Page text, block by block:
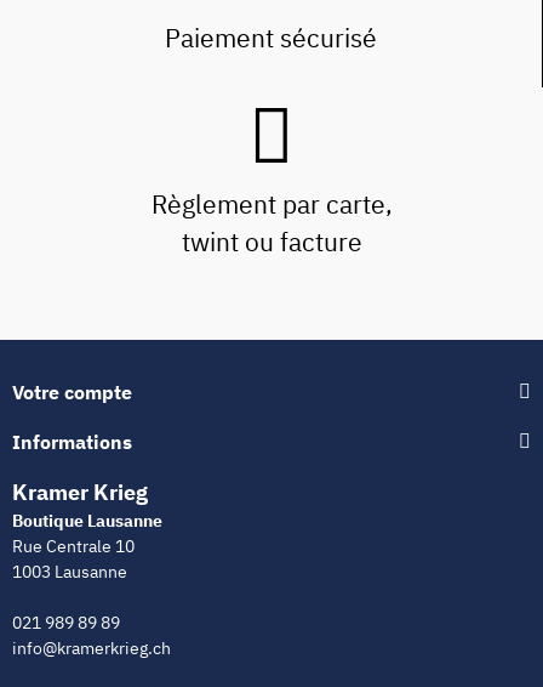
Paiement sécurisé
Règlement par carte,
twint ou facture
Votre compte
Informations
Kramer Krieg
Boutique Lausanne
Rue Centrale 10
1003 Lausanne
021 989 89 89
info@kramerkrieg.ch